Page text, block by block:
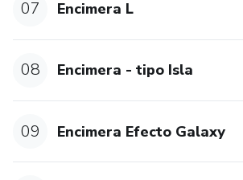
07 Encimera L
08 Encimera - tipo Isla
09 Encimera Efecto Galaxy